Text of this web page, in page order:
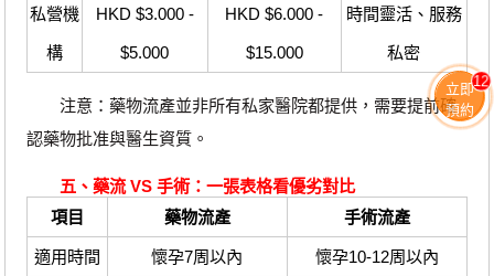
私營機
構
HKD $3.000 -
$5.000
HKD $6.000 -
$15.000
時間靈活、服務
私密
注意：藥物流產並非所有私家醫院都提供，需要提前確
認藥物批准與醫生資質。
五、藥流 VS 手術：一張表格看優劣對比
項目
藥物流產 手術流產
適用時間 懷孕7周以內 懷孕10-12周以內
立即
預約
12